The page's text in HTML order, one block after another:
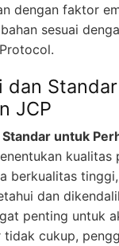
dengan faktor
sesuai
dan
JCP
untuk
kualitas
berkualitas
dan
penting untuk
cukup,